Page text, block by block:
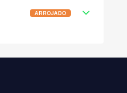
ARROJADO